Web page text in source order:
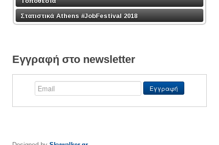
Στατιστικά Athens #JobFestival 2018
Εγγραφή στο newsletter